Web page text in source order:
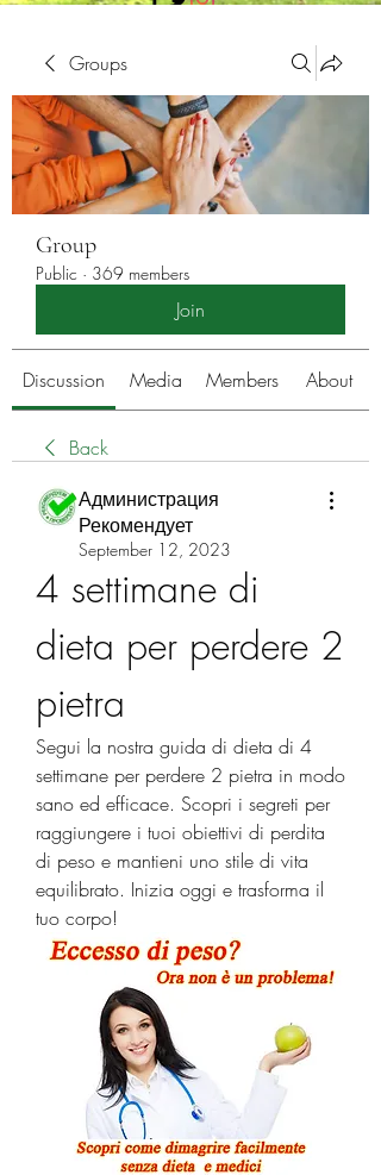
Groups
Group
Public · 369 members
Join
Discussion Media Members About
Back
Администрация
Рекомендует
September 12, 2023
4 settimane di
dieta per perdere 2
pietra
Segui la nostra guida di dieta di 4
settimane per perdere 2 pietra in modo
sano ed efficace. Scopri i segreti per
raggiungere i tuoi obiettivi di perdita
di peso e mantieni uno stile di vita
equilibrato. Inizia oggi e trasforma il
tuo corpo!